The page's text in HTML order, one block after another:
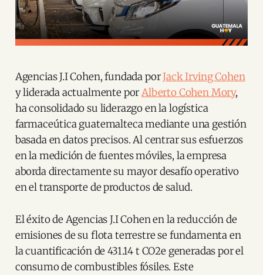
Agencias J.I Cohen, fundada porJack Irving Cohen
y liderada actualmente porAlberto Cohen Mory,
ha consolidado su liderazgo en la logística
farmaceútica guatemalteca mediante una gestión
basada en datos precisos. Al centrar sus esfuerzos
en la medición de fuentes móviles, la empresa
aborda directamente su mayor desafío operativo
en el transporte de productos de salud.
El éxito de Agencias J.I Cohen en la reducción de
emisiones de su flota terrestre se fundamenta en
la cuantificación de 431.14 t CO2e generadas por el
consumo de combustibles fósiles. Este